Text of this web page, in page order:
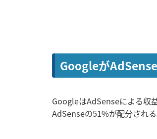
Googleが
GoogleはAdSenseによる収
AdSenseの51%が配分され